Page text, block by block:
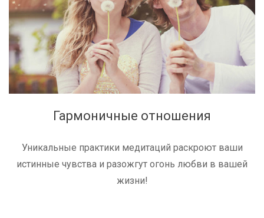
Гармоничные отношения
Уникальные практики медитаций раскроют ваши
истинные чувства и разожгут огонь любви в вашей
жизни!